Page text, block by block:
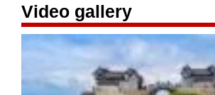
Video gallery